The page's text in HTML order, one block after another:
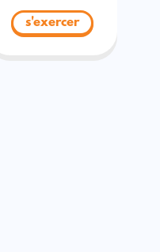
s'exercer